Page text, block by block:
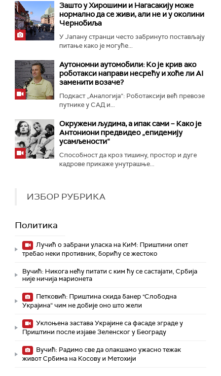
Зашто у Хирошими и Нагасакију може
нормално да се живи, али не и у околини
Чернобиља
У Јапану странци често забринуто постављају
питање како је могуће...
Аутономни аутомобили: Ко је крив ако
роботакси направи несрећу и хоће ли AI
заменити возаче?
Подкаст „Аналогија“: Роботаксији већ превозе
путнике у САД и...
Окружени људима, а ипак сами – Како је
Антониони предвидео „епидемију
усамљености“
Способност да кроз тишину, простор и дуге
кадрове прикаже унутрашње...
ИЗБОР РУБРИКА
Политика
Лучић о забрани уласка на КиМ: Приштини опет
требао неки противник, борићу се жестоко
Вучић: Никога нећу питати с ким ћу се састајати, Србија
није ничија марионета
Петковић: Приштина скида банер "Слободна
Украјина“ чим не добије оно што жели
Уклоњена застава Украјине са фасаде зграде у
Приштини после изјаве Зеленског у Београду
Вучић: Радимо све да олакшамо ужасно тежак
живот Србима на Косову и Метохији